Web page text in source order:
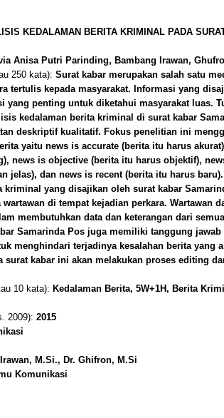
KEDALAMAN BERITA KRIMINAL PADA
Anisa Putri Parinding, Bambang Irawan,
250 kata): Surat kabar merupakan salah satu
tertulis kepada masyarakat. Informasi yang
yang penting untuk diketahui masyarakat luas.
kedalaman berita kriminal di surat kabar
deskriptif kualitatif. Fokus penelitian ini
yaitu news is accurate (berita itu harus
news is objective (berita itu harus objektif),
jelas), dan news is recent (berita itu harus
kriminal yang disajikan oleh surat kabar
di tempat kejadian perkara. Wartawan
membutuhkan data dan keterangan dari
Samarinda Pos juga memiliki tanggung jawab
menghindari terjadinya kesalahan berita yang
surat kabar ini akan melakukan proses editing
10 kata): Kedalaman Berita, 5W+1H, Berita
2009): 2015
M.Si., Dr. Ghifron, M.Si
Komunikasi